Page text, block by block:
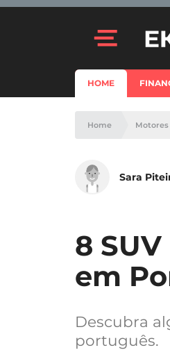
HOME
Home Motores
Sara
8
em
Descubra
português.